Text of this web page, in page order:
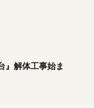
』解体工事始ま